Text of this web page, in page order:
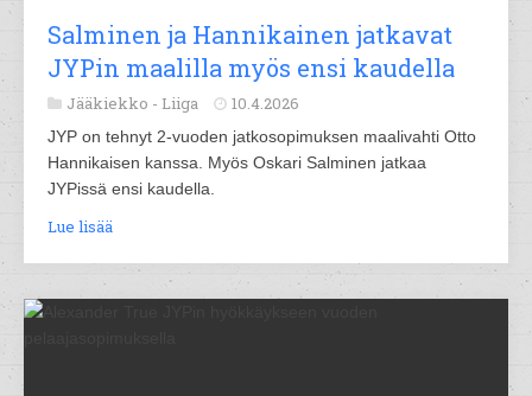
Salminen ja Hannikainen jatkavat
JYPin maalilla myös ensi kaudella
Jääkiekko - Liiga 10.4.2026
JYP on tehnyt 2-vuoden jatkosopimuksen maalivahti Otto
Hannikaisen kanssa. Myös Oskari Salminen jatkaa
JYPissä ensi kaudella.
Lue lisää